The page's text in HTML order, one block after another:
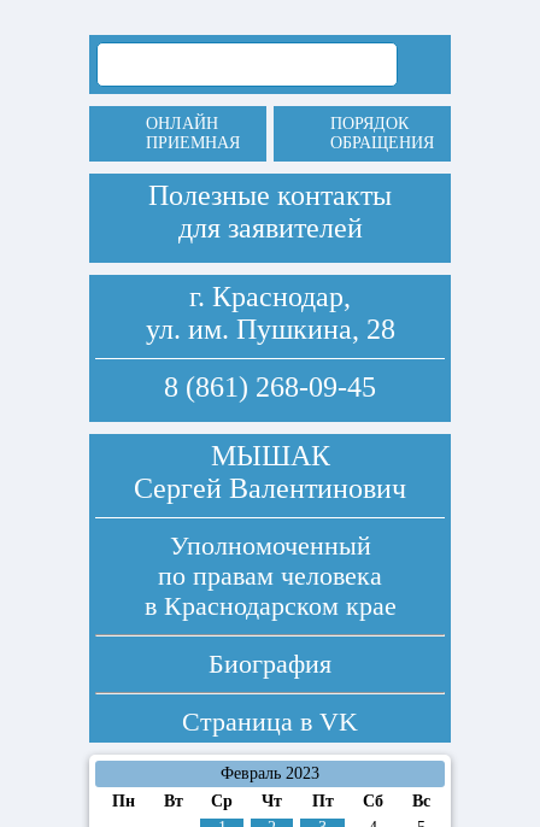
ОНЛАЙН
ПРИЕМНАЯ
ПОРЯДОК
ОБРАЩЕНИЯ
Полезные контакты
для заявителей
г. Краснодар,
ул. им. Пушкина, 28
8 (861) 268-09-45
МЫШАК
Сергей Валентинович
Уполномоченный
по правам человека
в Краснодарском крае
Биография
Страница в VK
Февраль 2023
Пн
Вт Ср Чт Пт Сб
Вс